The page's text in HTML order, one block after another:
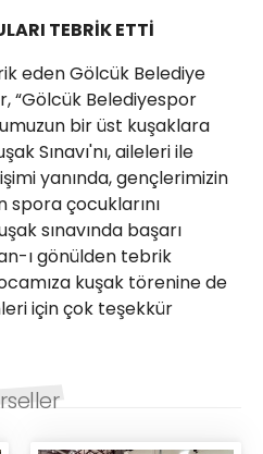
TEBRİK ETTİ
eden Gölcük Belediye
“Gölcük Belediyespor
bir üst kuşaklara
Sınavı'nı, aileleri ile
yanında, gençlerimizin
spora çocuklarını
sınavında başarı
ı gönülden tebrik
kuşak törenine de
için çok teşekkür